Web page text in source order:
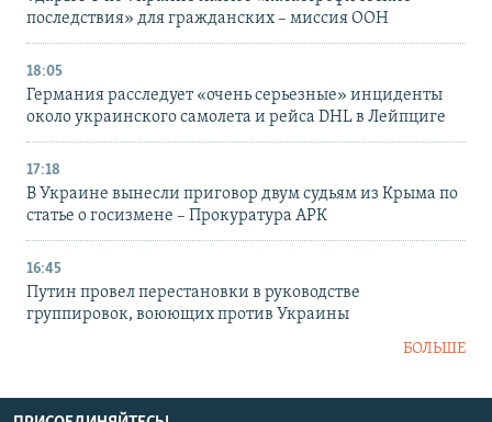
последствия» для гражданских – миссия ООН
18:05
Германия расследует «очень серьезные» инциденты
около украинского самолета и рейса DHL в Лейпциге
17:18
В Украине вынесли приговор двум судьям из Крыма по
статье о госизмене – Прокуратура АРК
16:45
Путин провел перестановки в руководстве
группировок, воюющих против Украины
БОЛЬШЕ